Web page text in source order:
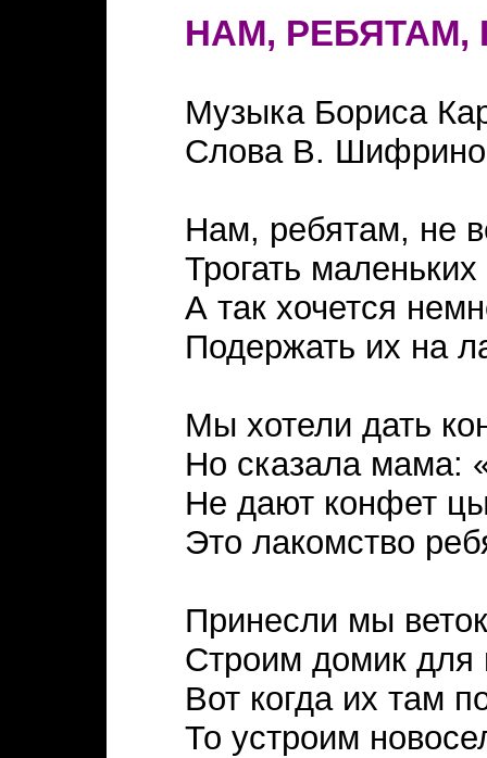
НАМ, РЕБЯТАМ,
Музыка Бориса
Слова В.
Нам, ребятам, не
Трогать
А так хочется
Подержать их на
Мы хотели дать
Но сказала мама:
Не дают конфет
Это лакомство
Принесли мы
Строим домик для
Вот когда их там
То устроим